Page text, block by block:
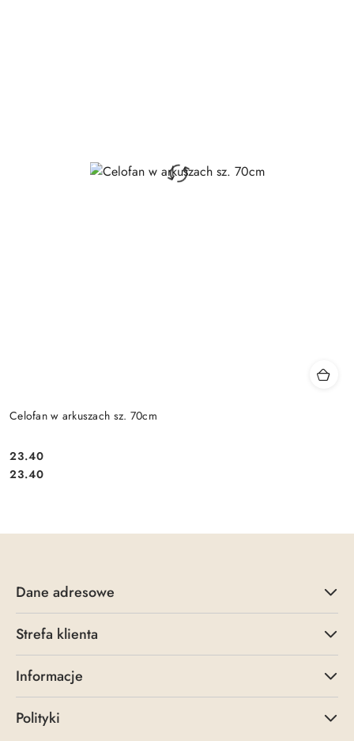
Celofan w arkuszach sz. 70cm
Cena:
23.40
Cena:
23.40
Dane adresowe
Strefa klienta
Informacje
Polityki